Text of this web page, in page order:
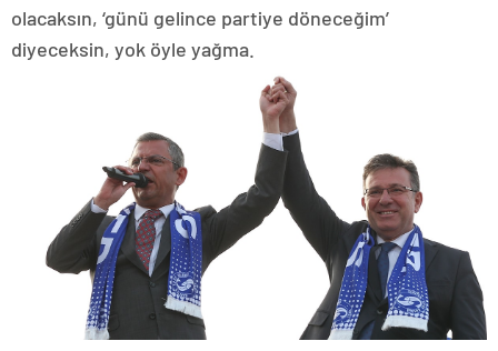
olacaksın, ‘günü gelince partiye döneceğim’
diyeceksin, yok öyle yağma.